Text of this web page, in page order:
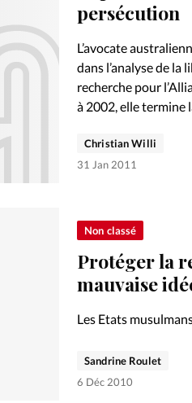
Opinions
Aujourd'hui
des Eglises
persécution
L’avocate
dans l’analyse de la
recherche pour
à 2002, elle termine
Christian Willi
31 Jan 2011
Non classé
Protéger la
mauvaise
Les Etats
dispositions
L'ONG Portes
Sandrine Roulet
6 Déc 2010